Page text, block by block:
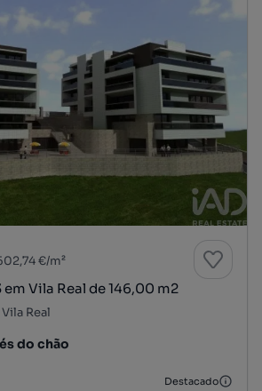
€/m²
Vila Real de 146,00 m2
Real
do chão
Destacado